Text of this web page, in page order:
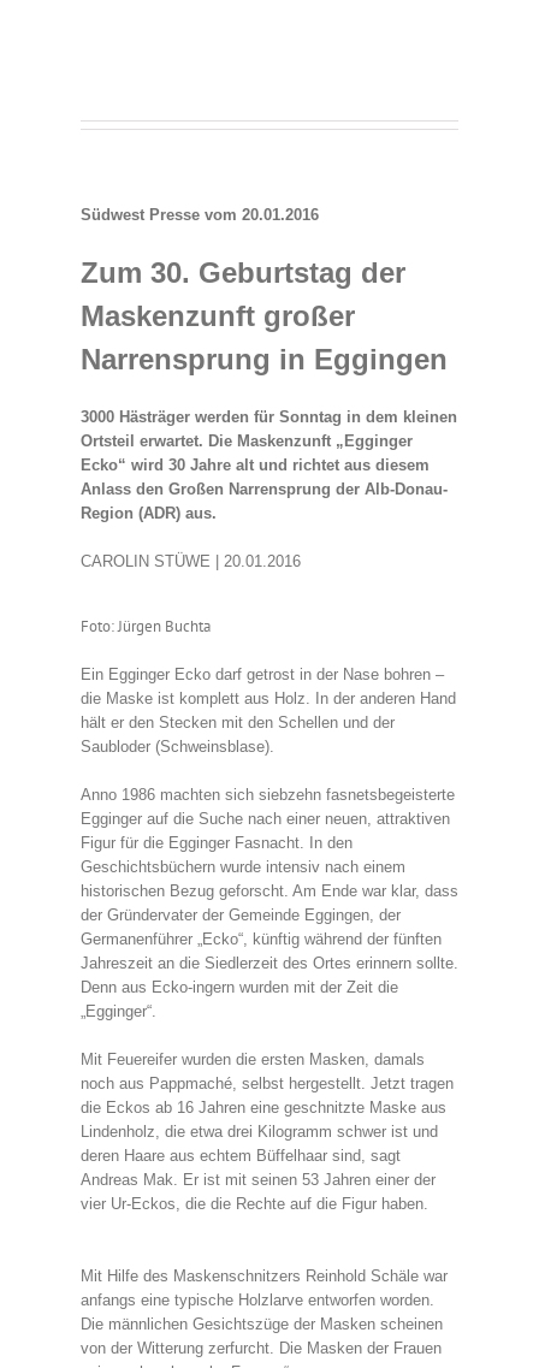
Südwest Presse vom 20.01.2016
Zum 30. Geburtstag der
Maskenzunft großer
Narrensprung in Eggingen
3000 Hästräger werden für Sonntag in dem kleinen
Ortsteil erwartet. Die Maskenzunft „Egginger
Ecko“ wird 30 Jahre alt und richtet aus diesem
Anlass den Großen Narrensprung der Alb-Donau-
Region (ADR) aus.
CAROLIN STÜWE | 20.01.2016
Foto: Jürgen Buchta
Ein Egginger Ecko darf getrost in der Nase bohren –
die Maske ist komplett aus Holz. In der anderen Hand
hält er den Stecken mit den Schellen und der
Saubloder (Schweinsblase).
Anno 1986 machten sich siebzehn fasnetsbegeisterte
Egginger auf die Suche nach einer neuen, attraktiven
Figur für die Egginger Fasnacht. In den
Geschichtsbüchern wurde intensiv nach einem
historischen Bezug geforscht. Am Ende war klar, dass
der Gründervater der Gemeinde Eggingen, der
Germanenführer „Ecko“, künftig während der fünften
Jahreszeit an die Siedlerzeit des Ortes erinnern sollte.
Denn aus Ecko-ingern wurden mit der Zeit die
„Egginger“.
Mit Feuereifer wurden die ersten Masken, damals
noch aus Pappmaché, selbst hergestellt. Jetzt tragen
die Eckos ab 16 Jahren eine geschnitzte Maske aus
Lindenholz, die etwa drei Kilogramm schwer ist und
deren Haare aus echtem Büffelhaar sind, sagt
Andreas Mak. Er ist mit seinen 53 Jahren einer der
vier Ur-Eckos, die die Rechte auf die Figur haben.
Mit Hilfe des Maskenschnitzers Reinhold Schäle war
anfangs eine typische Holzlarve entworfen worden.
Die männlichen Gesichtszüge der Masken scheinen
von der Witterung zerfurcht. Die Masken der Frauen